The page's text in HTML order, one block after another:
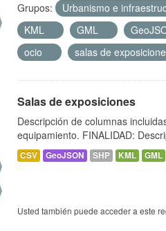
Grupos: Urbanismo e
KML
GML
ocio
salas de
Salas de exposiciones
Descripción de columnas
equipamiento. FINALIDAD:
CSV GeoJSON SHP KML GML
Usted también puede acceder a este